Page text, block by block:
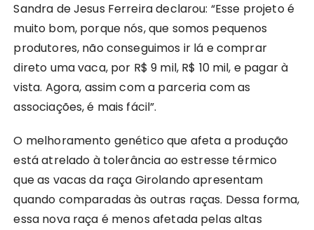
Sandra de Jesus Ferreira declarou: “Esse projeto é
muito bom, porque nós, que somos pequenos
produtores, não conseguimos ir lá e comprar
direto uma vaca, por R$ 9 mil, R$ 10 mil, e pagar à
vista. Agora, assim com a parceria com as
associações, é mais fácil”.
O melhoramento genético que afeta a produção
está atrelado à tolerância ao estresse térmico
que as vacas da raça Girolando apresentam
quando comparadas às outras raças. Dessa forma,
essa nova raça é menos afetada pelas altas